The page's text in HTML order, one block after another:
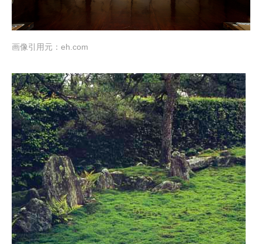
画像引用元： eh.com